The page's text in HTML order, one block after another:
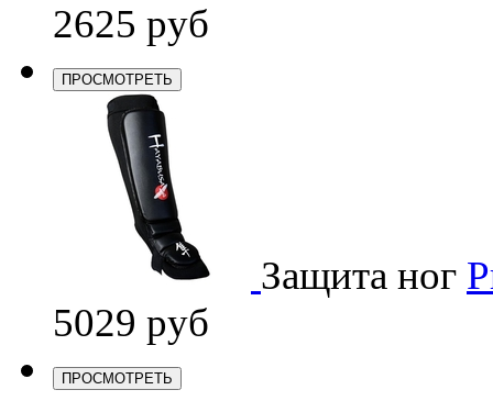
2625 руб
ПРОСМОТРЕТЬ
Защита ног
5029 руб
ПРОСМОТРЕТЬ